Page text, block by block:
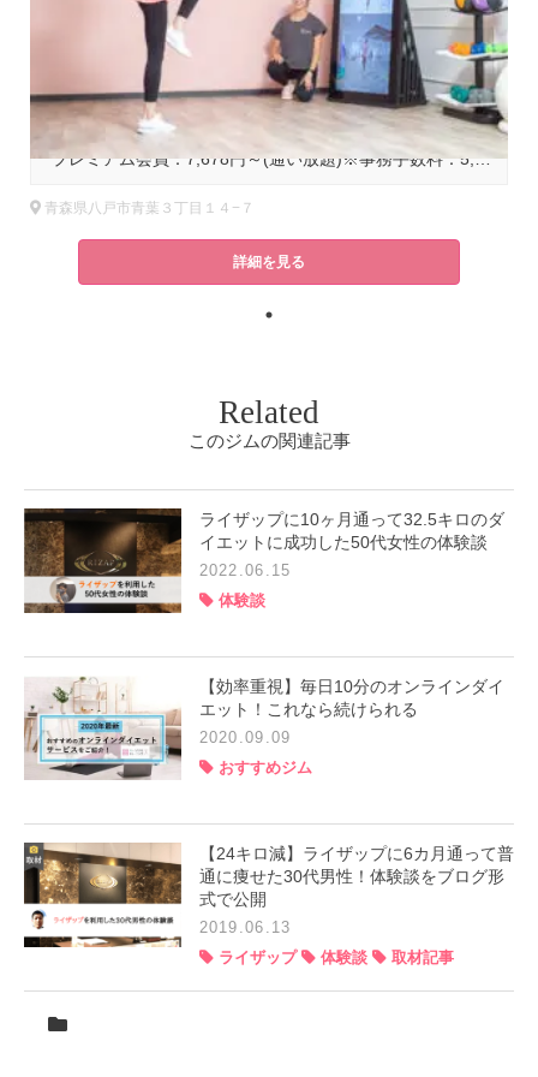
基本コース料金
プレミアム会員：7,678円～(通い放題)※事務手数料：5,500円(税込)＋カード発行手数料：3,300円(税込)
青森県八戸市青葉３丁目１４−７
詳細を見る
Related
このジムの関連記事
ライザップに10ヶ月通って32.5キロのダ
イエットに成功した50代女性の体験談
2022.06.15
体験談
【効率重視】毎日10分のオンラインダイ
エット！これなら続けられる
2020.09.09
おすすめジム
【24キロ減】ライザップに6カ月通って普
通に痩せた30代男性！体験談をブログ形
式で公開
2019.06.13
ライザップ
体験談 取材記事